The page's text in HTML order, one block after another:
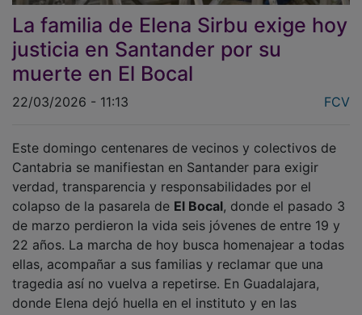
La familia de Elena Sirbu exige hoy
justicia en Santander por su
muerte en El Bocal
Cantabria se manifiestan en Santander para exigir
verdad, transparencia y responsabilidades por el
colapso de la pasarela deEl Bocal, donde el pasado 3
de marzo perdieron la vida seis jóvenes de entre 19 y
22 años. La marcha de hoy busca homenajear a todas
ellas, acompañar a sus familias y reclamar que una
tragedia así no vuelva a repetirse. En Guadalajara,
donde Elena dejó huella en el instituto y en las
protectoras de animales, el sentimiento es el mismo: